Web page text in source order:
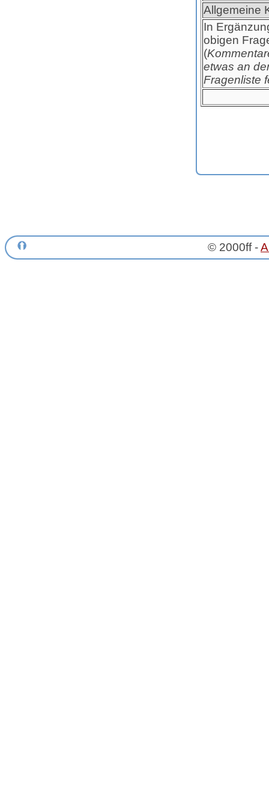
Allgemeine
In
obigen
(
etwas an
Fragenliste
© 2000ff -